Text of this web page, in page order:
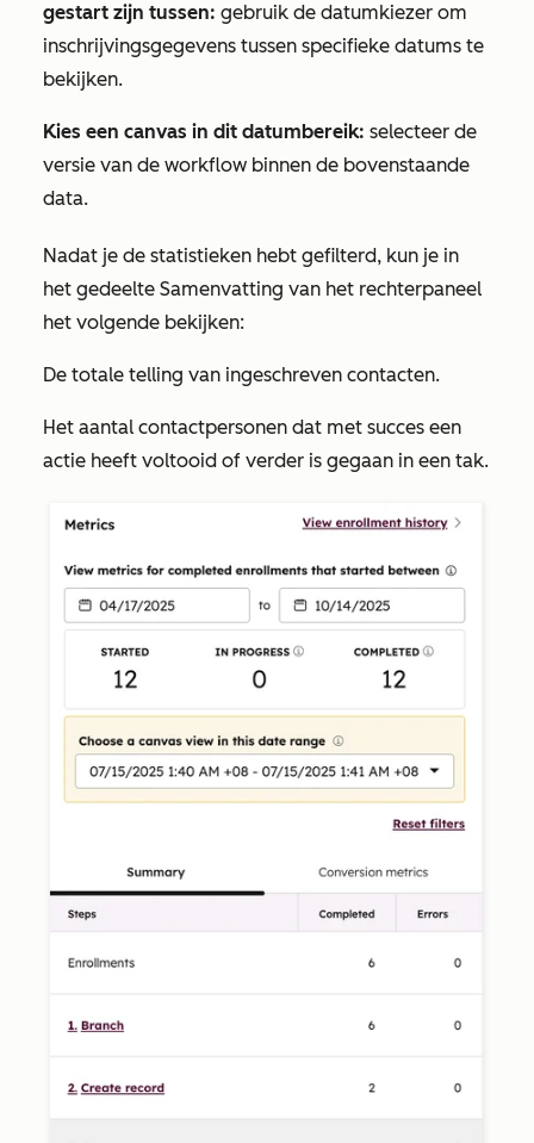
gestart zijn tussen: gebruik de datumkiezer om
inschrijvingsgegevens tussen specifieke datums te
bekijken.
Kies een canvas in dit datumbereik: selecteer de
versie van de workflow binnen de bovenstaande
data.
Nadat je de statistieken hebt gefilterd, kun je in
het gedeelte Samenvatting van het rechterpaneel
het volgende bekijken:
De totale telling van ingeschreven contacten.
Het aantal contactpersonen dat met succes een
actie heeft voltooid of verder is gegaan in een tak.